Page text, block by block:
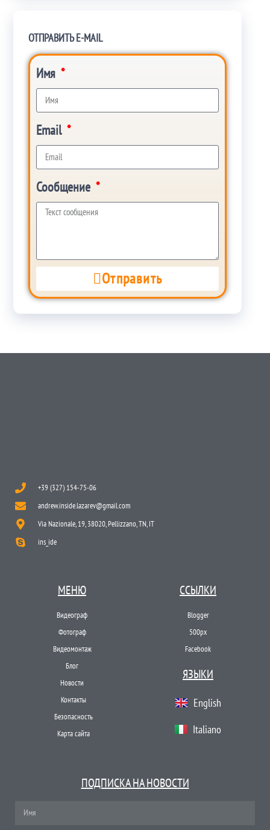
ОТПРАВИТЬ E-MAIL
Имя
Email
Сообщение
Отправить
+39 (327) 154-75-06
andrew.inside.lazarev@gmail.com
Via Nazionale, 19, 38020, Pellizzano, TN, IT
ins_ide
МЕНЮ
Видеограф
Фотограф
Видеомонтаж
Блог
Новости
Контакты
Безопасность
Карта сайта
ССЫЛКИ
Blogger
500px
Facebook
ЯЗЫКИ
English
Italiano
ПОДПИСКА НА НОВОСТИ